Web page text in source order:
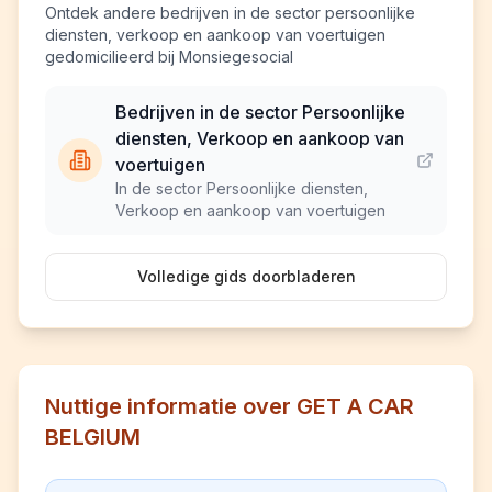
Ontdek andere bedrijven in de sector persoonlijke
diensten, verkoop en aankoop van voertuigen
gedomicilieerd bij Monsiegesocial
Bedrijven in de sector Persoonlijke
diensten, Verkoop en aankoop van
voertuigen
In de sector Persoonlijke diensten,
Verkoop en aankoop van voertuigen
Volledige gids doorbladeren
Nuttige informatie over GET A CAR
BELGIUM